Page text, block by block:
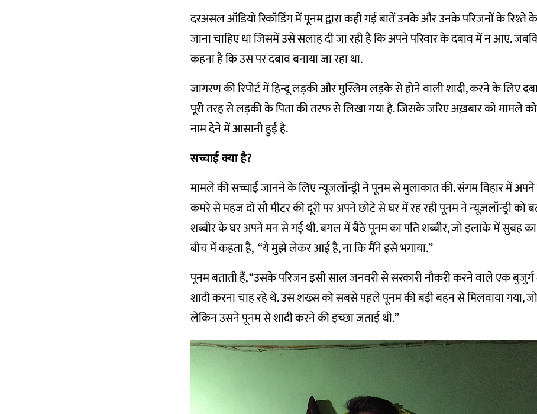
दरअसल ऑडियो रिकॉर्डिंग में पूनम द्वारा कही गई बातें उनके और उनके परिजनों के
जाना चाहिए था जिसमें उसे सलाह दी जा रही है कि अपने परिवार के दबाव में न आए.
कहना है कि उस पर दबाव बनाया जा रहा था.
जागरण की रिपोर्ट में हिन्दू लड़की और मुस्लिम लड़के से होने वाली शादी, करने के लिए
पूरी तरह से लड़की के पिता की तरफ से लिखा गया है. जिसके जरिए अख़बार को मामले को
नाम देने में आसानी हुई है.
सच्चाई क्या है?
मामले की सच्चाई जानने के लिए न्यूज़लॉन्ड्री ने पूनम से मुलाकात की. संगम विहार में अपने
कमरे से महज दो सौ मीटर की दूरी पर अपने छोटे से घर में रह रही पूनम ने न्यूज़लॉन्ड्री को
शब्बीर के घर अपने मन से गई थी. बगल में बैठे पूनम का पति शब्बीर, जो इलाके में सुबह
बीच में कहता है, “ये मुझे लेकर आई है, ना कि मैंने इसे भगाया.’’
पूनम बताती हैं, ‘‘उसके परिजन इसी साल जनवरी से सरकारी नौकरी करने वाले एक
शादी करना चाह रहे थे. उस शख्स को सबसे पहले पूनम की बड़ी बहन से मिलवाया गया,
लेकिन उसने पूनम से शादी करने की इच्छा जताई थी.’’